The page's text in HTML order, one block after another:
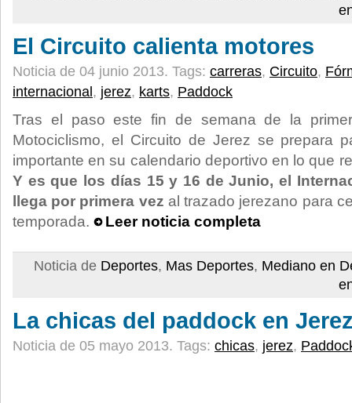
El Circuito calienta motores
Noticia de 04 junio 2013. Tags: carreras, Circuito,
internacional , jerez, karts, Paddock
Tras el paso este fin de semana de la
Motociclismo, el Circuito de Jerez se prepara
importante en su calendario deportivo en lo que
Y es que los días 15 y 16 de Junio, el
llega por primera vez al trazado jerezano para
temporada.
Leer noticia completa
Noticia de Deportes, Mas Deportes, Mediano en
La chicas del paddock en
Noticia de 05 mayo 2013. Tags: chicas, jerez,